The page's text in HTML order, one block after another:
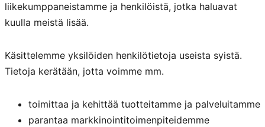
liikekumppaneistamme ja henkilöistä, jotka haluavat
kuulla meistä lisää.
Käsittelemme yksilöiden henkilötietoja useista syistä.
Tietoja kerätään, jotta voimme mm.
toimittaa ja kehittää tuotteitamme ja palveluitamme
parantaa markkinointitoimenpiteidemme